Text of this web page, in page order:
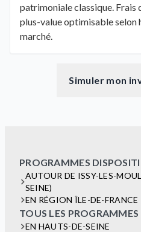
patrimoniale classique. Frais
plus-value optimisable selon
marché.
Simuler mon
PROGRAMMES
AUTOUR DE ISSY-LES-
SEINE)
EN RÉGION ÎLE-DE-FRANCE
TOUS LES PROGRAMMES
EN HAUTS-DE-SEINE